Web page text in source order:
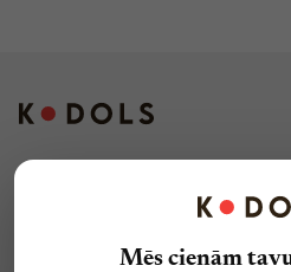
Mēs cienām